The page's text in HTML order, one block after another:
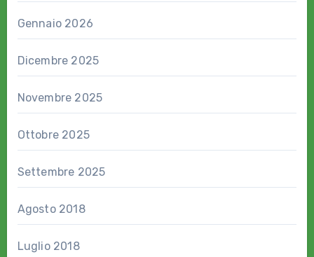
Gennaio 2026
Dicembre 2025
Novembre 2025
Ottobre 2025
Settembre 2025
Agosto 2018
Luglio 2018